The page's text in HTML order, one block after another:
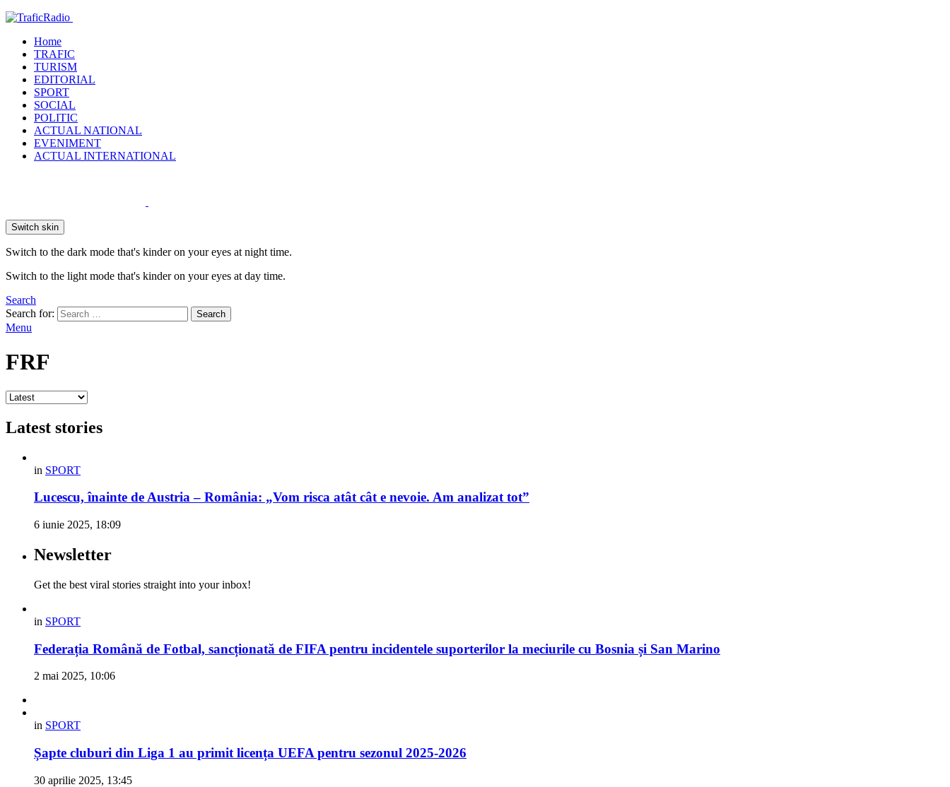
Home
TRAFIC
TURISM
EDITORIAL
SPORT
SOCIAL
POLITIC
ACTUAL NATIONAL
EVENIMENT
ACTUAL INTERNATIONAL
Switch skin
Switch to the dark mode that's kinder on your eyes at night time.
Switch to the light mode that's kinder on your eyes at day time.
Search
Search for:
Search
Menu
FRF
Latest stories
in SPORT
Lucescu, înainte de Austria – România: „Vom risca atât cât e nevoie. Am analizat tot”
6 iunie 2025, 18:09
Newsletter
Get the best viral stories straight into your inbox!
in SPORT
Federația Română de Fotbal, sancționată de FIFA pentru incidentele suporterilor la meciurile cu Bosnia și San Marino
2 mai 2025, 10:06
in SPORT
Șapte cluburi din Liga 1 au primit licența UEFA pentru sezonul 2025-2026
30 aprilie 2025, 13:45